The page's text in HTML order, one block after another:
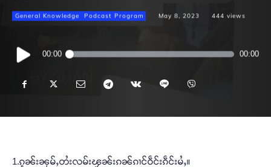
General Knowledge Podcast Program May 8, 2023 444 views
Audio
Player
00:00 00:00
1.ၵူၼ်းၼုမ်ႇတႆးလမ်းၾၼ်းၵၼ်ၵၢင်ဝဵင်းၵဵင်းမႆႇ။